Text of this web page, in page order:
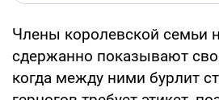
Члены королевской семьи
сдержанно показывают
когда между ними бурлит